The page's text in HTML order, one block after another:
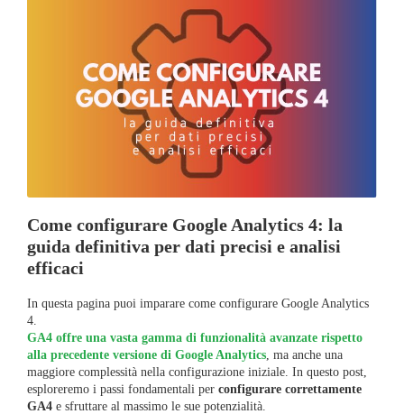
Come configurare Google Analytics 4: la
guida definitiva per dati precisi e analisi
efficaci
In questa pagina puoi imparare come configurare Google Analytics
4.
GA4 offre una vasta gamma di funzionalità avanzate rispetto
alla precedente versione di Google Analytics , ma anche una
maggiore complessità nella configurazione iniziale. In questo post,
esploreremo i passi fondamentali per configurare correttamente
GA4 e sfruttare al massimo le sue potenzialità.